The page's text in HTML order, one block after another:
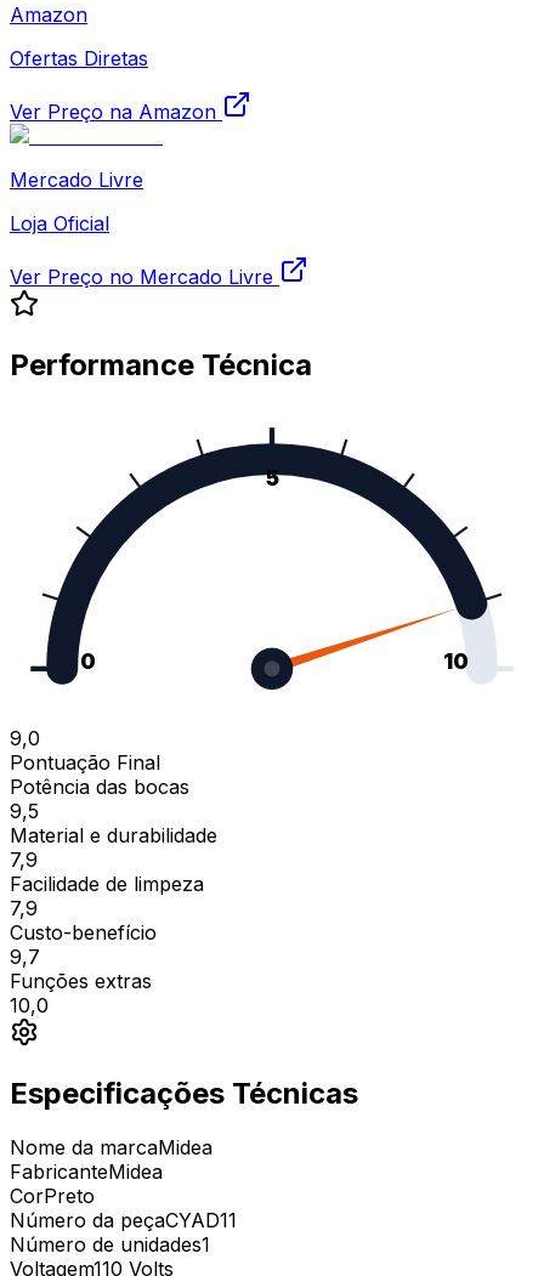
Amazon
Ofertas Diretas
Ver Preço na Amazon
Mercado Livre
Loja Oficial
Ver Preço no Mercado Livre
Performance Técnica
0
5
10
9,0
Pontuação Final
Potência das bocas
9,5
Material e durabilidade
7,9
Facilidade de limpeza
7,9
Custo-benefício
9,7
Funções extras
10,0
Especificações Técnicas
Nome da marca‎Midea
Fabricante‎Midea
Cor‎Preto
Número da peça‎CYAD11
Número de unidades‎1
Voltagem‎110 Volts